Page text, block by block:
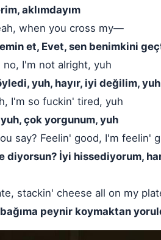
aklımdayım
when you cross my—
et, Evet, sen benimkini
no, I'm not alright, yuh
yuh, hayır, iyi değilim, yuh
I'm so fuckin' tired, yuh
çok yorgunum, yuh
say? Feelin' good, I'm feelin'
diyorsun? İyi hissediyorum,
stackin' cheese all on my
peynir koymaktan